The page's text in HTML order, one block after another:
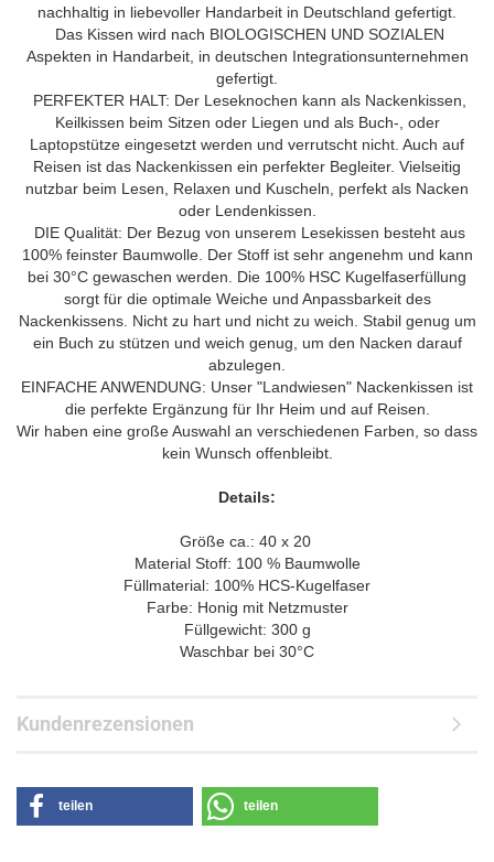
nachhaltig in liebevoller Handarbeit in Deutschland gefertigt.
Das Kissen wird nach BIOLOGISCHEN UND SOZIALEN
Aspekten in Handarbeit, in deutschen Integrationsunternehmen
gefertigt.
PERFEKTER HALT: Der Leseknochen kann als Nackenkissen,
Keilkissen beim Sitzen oder Liegen und als Buch-, oder
Laptopstütze eingesetzt werden und verrutscht nicht. Auch auf
Reisen ist das Nackenkissen ein perfekter Begleiter. Vielseitig
nutzbar beim Lesen, Relaxen und Kuscheln, perfekt als Nacken
oder Lendenkissen.
DIE Qualität: Der Bezug von unserem Lesekissen besteht aus
100% feinster Baumwolle. Der Stoff ist sehr angenehm und kann
bei 30°C gewaschen werden . Die 100% HSC Kugelfaserfüllung
sorgt für die optimale Weiche und Anpassbarkeit des
Nackenkissens. Nicht zu hart und nicht zu weich. Stabil genug um
ein Buch zu stützen und weich genug, um den Nacken darauf
abzulegen.
EINFACHE ANWENDUNG: Unser "Landwiesen" Nackenkissen ist
die perfekte Ergänzung für Ihr Heim und auf Reisen.
Wir haben eine große Auswahl an verschiedenen Farben, so dass
kein Wunsch offenbleibt.
Details:
Größe ca.: 40 x 20
Material Stoff: 100 % Baumwolle
Füllmaterial: 100% HCS-Kugelfaser
Farbe: Honig mit Netzmuster
Füllgewicht: 300 g
Waschbar bei 30°C
Kundenrezensionen
teilen teilen